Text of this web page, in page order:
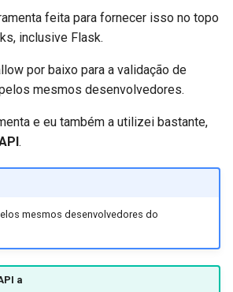
feita para fornecer isso no topo
inclusive Flask.
por baixo para a validação de
mesmos desenvolvedores.
e eu também a utilizei bastante,
.
mesmos desenvolvedores do
a